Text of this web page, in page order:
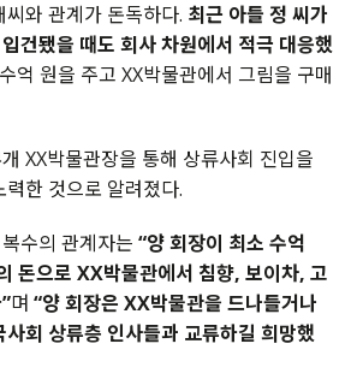
씨와 관계가 돈독하다. 최근 아들 정 씨가
입건됐을 때도 회사차원에서 적극 대응했
수억 원을 주고 XX박물관에서 그림을 구매
XX박물관장을 통해 상류사회 진입을
력한 것으로 알려졌다.
복수의 관계자는 “양회장이 최소 수억
돈으로 XX박물관에서 침향, 보이차, 고
”며 “양회장은 XX박물관을 드나들거나
사회 상류층 인사들과 교류하길 희망했